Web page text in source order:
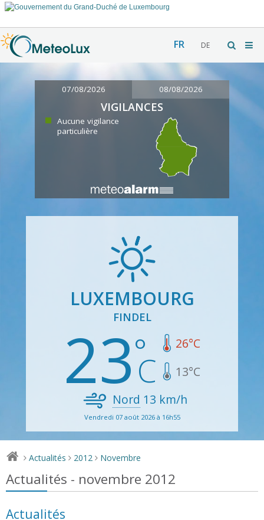
FR DE
07/08/2026 08/08/2026
VIGILANCES
Aucune vigilance
particulière
LUXEMBOURG
FINDEL
23 26°C
13°C
Nord 13 km/h
Vendredi 07 août 2026 à 16h55
> Actualités > 2012 > Novembre
Actualités - novembre 2012
Actualités